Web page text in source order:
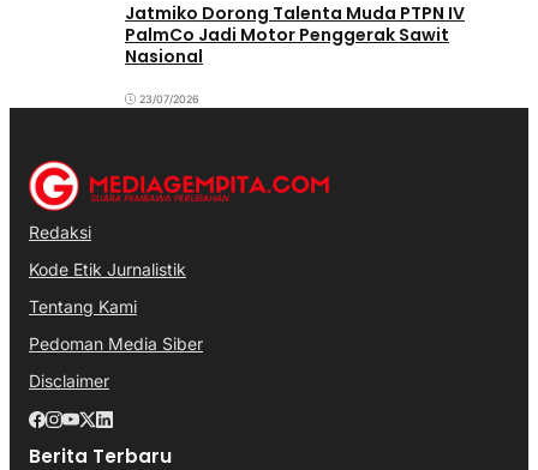
Jatmiko Dorong Talenta Muda PTPN IV
PalmCo Jadi Motor Penggerak Sawit
Nasional
23/07/2026
Redaksi
Kode Etik Jurnalistik
Tentang Kami
Pedoman Media Siber
Disclaimer
Berita Terbaru